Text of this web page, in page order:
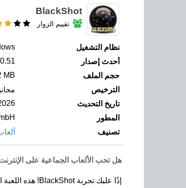
BlackShot
تقييم الزوار
نظام التشغيل
أحدث إصدار
حجم الملف
MB
الترخيص
تاريخ التحديث
المطور
تصنيف
هل تحب الألعاب الجماعية على